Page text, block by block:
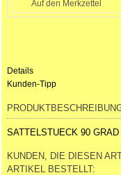
Details
Kunden-Tipp
SATTELSTUECK 90
KUNDEN, DIE DIESEN
ARTIKEL BESTELLT: